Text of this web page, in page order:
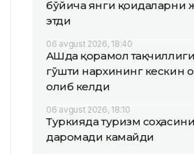
бўйича янги қоидаларни
этди
06 avgust 2026, 18:40
АҚШда қорамол
гўшти нархининг кескин
олиб келди
06 avgust 2026, 18:10
Туркияда туризм
даромади камайди